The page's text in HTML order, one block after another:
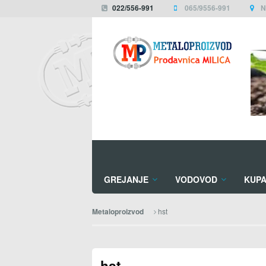
022/556-991 065/9556-991
GREJANJE VODOVOD
Metaloproizvod hst